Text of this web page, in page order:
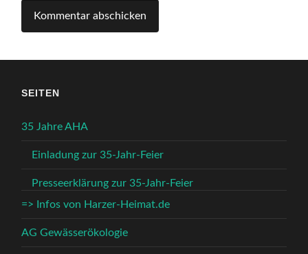
SEITEN
35 Jahre AHA
Einladung zur 35-Jahr-Feier
Presseerklärung zur 35-Jahr-Feier
=> Infos von Harzer-Heimat.de
AG Gewässerökologie